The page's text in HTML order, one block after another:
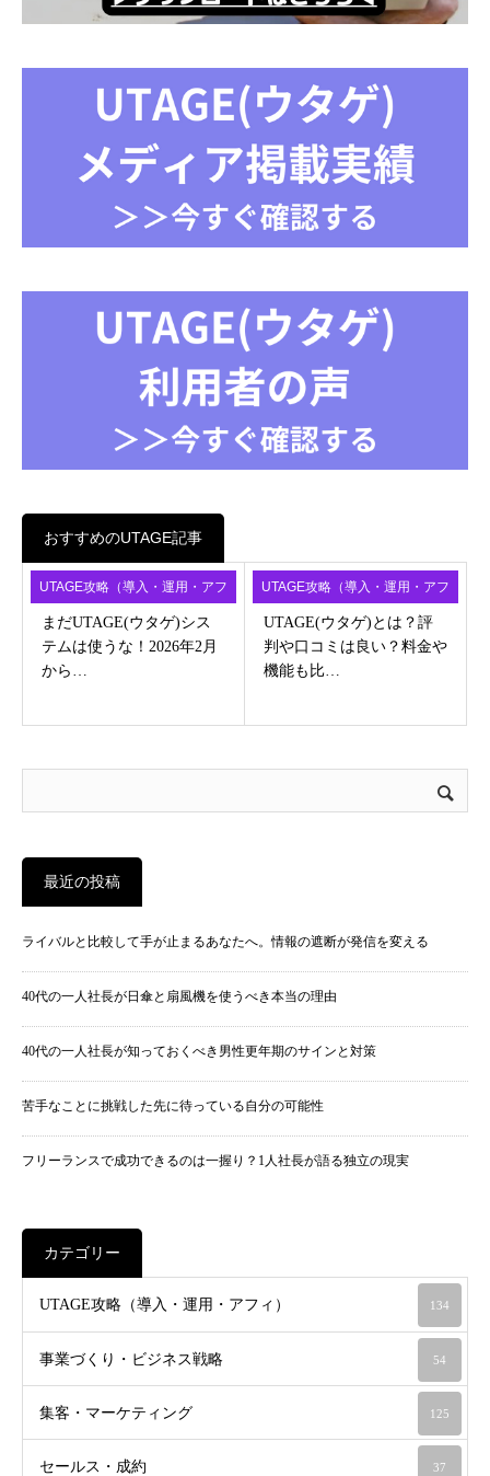
おすすめのUTAGE記事
UTAGE攻略（導入・運用・アフ
ィ）
まだUTAGE(ウタゲ)シス
テムは使うな！2026年2月
から…
UTAGE攻略（導入・運用・アフ
ィ）
UTAGE(ウタゲ)とは？評
判や口コミは良い？料金や
機能も比…
最近の投稿
ライバルと比較して手が止まるあなたへ。情報の遮断が発信を変える
40代の一人社長が日傘と扇風機を使うべき本当の理由
40代の一人社長が知っておくべき男性更年期のサインと対策
苦手なことに挑戦した先に待っている自分の可能性
フリーランスで成功できるのは一握り？1人社長が語る独立の現実
カテゴリー
UTAGE攻略（導入・運用・アフィ） 134
事業づくり・ビジネス戦略 54
集客・マーケティング 125
セールス・成約 37